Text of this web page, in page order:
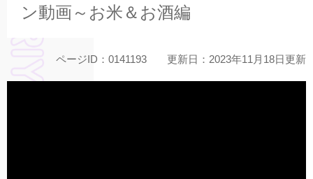
ン動画～お米＆お酒編
ページID：0141193 更新日：2023年11月18日更新